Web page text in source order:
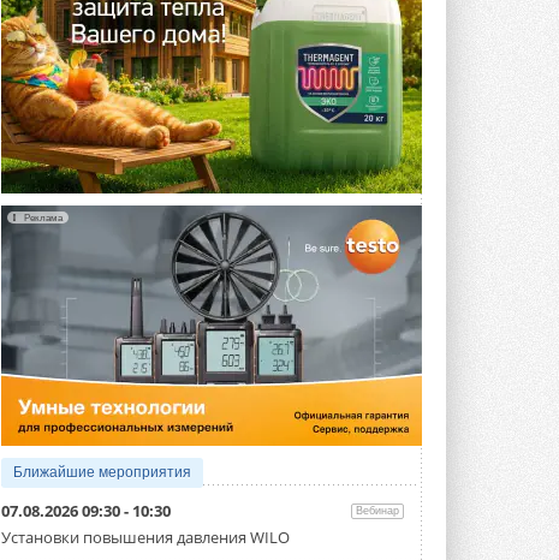
Исследователи предложили
конструкцию двухисточникового ...
ВЧЕРА
21-й ежегодный форум
«ЦОД-2026»
Мероприятие пройдет 2-3 сентября в
отеле Radisson Slavyanskaya. Форум
посетит более двух тысяч участников ...
ВЧЕРА
Китайская Shenling представила
линейку тепловых насосов
«воздух-вода» на R290
Серия ThermaX R290 All-In-One
включает три модели ...
4 АВГУСТА 2026
Тепловые насосы в связке с
солнечной генерацией и
накопителем снижают
потребление на 60%
Исследователи из Италии установили ...
4 АВГУСТА 2026
«РУСКЛИМАТ Fest 2026» в Уфе
собрал свыше 700 профи
Реклама
Ближайшие мероприятия
07.08.2026 09:30 - 10:30 Вебинар
Установки повышения давления WILO